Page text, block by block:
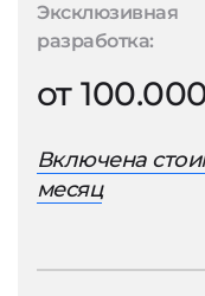
Эксклюзивная
разработка:
от
Включена
месяц